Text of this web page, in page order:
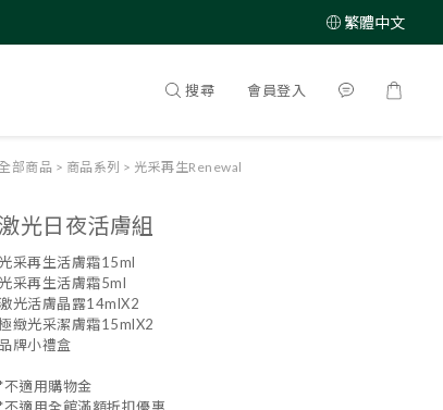
繁體中文
搜尋 會員登入
部商品 > 商品系列 > 光采再生Renewal
激光日夜活膚組
采再生活膚霜15ml
采再生活膚霜5ml
光活膚晶露14mlX2
緻光采潔膚霜15mlX2
品牌小禮盒
不適用購物金